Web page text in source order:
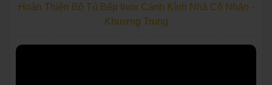
Hoàn Thiện Bộ Tủ Bếp Inox Cánh Kính Nhà Cô Nhàn -
Khương Trung